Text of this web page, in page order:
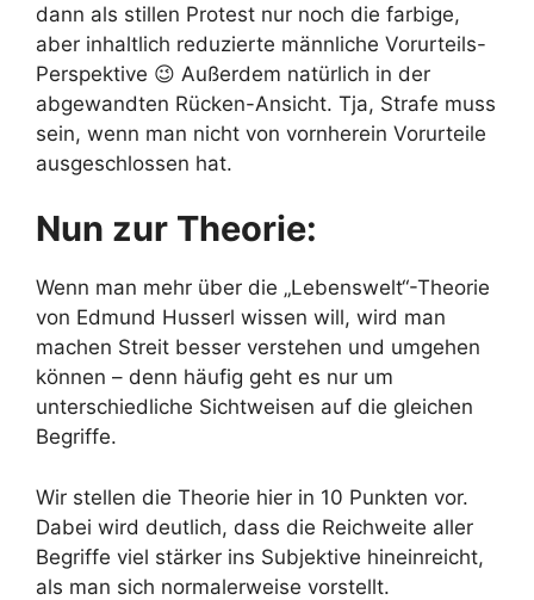
dann als stillen Protest nur noch die farbige,
aber inhaltlich reduzierte männliche Vorurteils-
Perspektive 😉 Außerdem natürlich in der
abgewandten Rücken-Ansicht. Tja, Strafe muss
sein, wenn man nicht von vornherein Vorurteile
ausgeschlossen hat.
Nun zur Theorie:
Wenn man mehr über die „Lebenswelt“-Theorie
von Edmund Husserl wissen will, wird man
machen Streit besser verstehen und umgehen
können – denn häufig geht es nur um
unterschiedliche Sichtweisen auf die gleichen
Begriffe.
Wir stellen die Theorie hier in 10 Punkten vor.
Dabei wird deutlich, dass die Reichweite aller
Begriffe viel stärker ins Subjektive hineinreicht,
als man sich normalerweise vorstellt.